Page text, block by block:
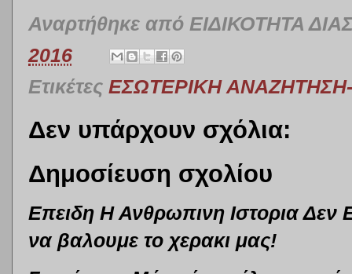
Αναρτήθηκε από ΕΙΔΙΚΟΤΗΤΑ
2016
Ετικέτες ΕΣΩΤΕΡΙΚΗ
Δεν υπάρχουν σχόλια:
Δημοσίευση σχολίου
Επειδη Η Ανθρωπινη Ιστορια Δεν
να βαλουμε το χερακι μας!